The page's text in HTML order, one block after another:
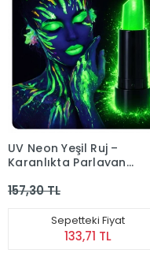
UV Neon Yeşil Ruj –
Karanlıkta Parlayan
157,30 TL
Sepetteki Fiyat
133,71 TL